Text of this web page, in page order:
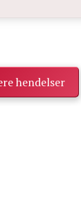
hendelser